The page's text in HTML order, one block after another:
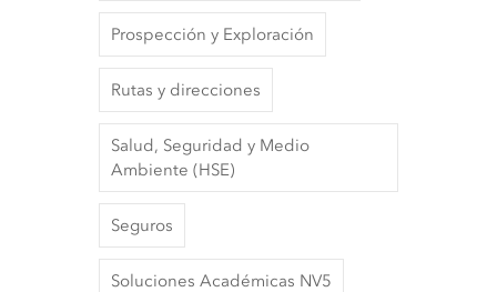
Prospección y Exploración
Rutas y direcciones
Salud, Seguridad y Medio
Ambiente (HSE)
Seguros
Soluciones Académicas NV5